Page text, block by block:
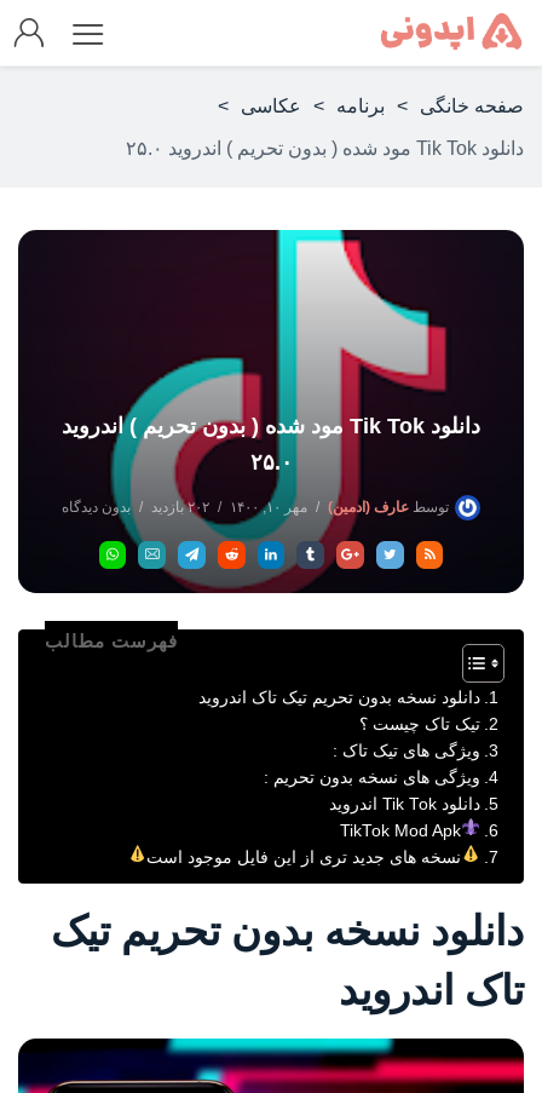
صفحه خانگی > برنامه > عکاسی >
دانلود Tik Tok مود شده ( بدون تحریم ) اندروید ۲۵.۰
دانلود Tik Tok مود شده ( بدون تحریم ) اندروید
۲۵.۰
توسط عارف (ادمین) مهر ۱۰, ۱۴۰۰ ۲۰۲ بازدید بدون دیدگاه
فهرست مطالب
دانلود نسخه بدون تحریم تیک تاک اندروید
تیک تاک چیست ؟
ویژگی های تیک تاک :
ويژگی های نسخه بدون تحریم :
دانلود Tik Tok اندروید
TikTok Mod Apk
نسخه های جدید تری از این فایل موجود است
دانلود نسخه بدون تحریم تیک
تاک اندروید